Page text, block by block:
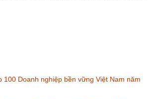
100 Doanh nghiệp bền vững Việt Nam năm